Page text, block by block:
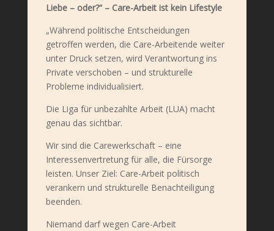
Liebe – oder?“ – Care-Arbeit ist kein Lifestyle
„Während politische Entscheidungen
getroffen werden, die Care-Arbeitende weiter
unter Druck setzen, wird Verantwortung ins
Private verschoben – und strukturelle
Probleme individualisiert.
Die Liga für unbezahlte Arbeit (LUA) macht
genau das sichtbar.
Wir sind die Carewerkschaft – eine
Interessenvertretung für alle, die Fürsorge
leisten. Unser Ziel: Care-Arbeit politisch
verankern und strukturelle Benachteiligung
beenden.
Niemand darf wegen Care-Arbeit